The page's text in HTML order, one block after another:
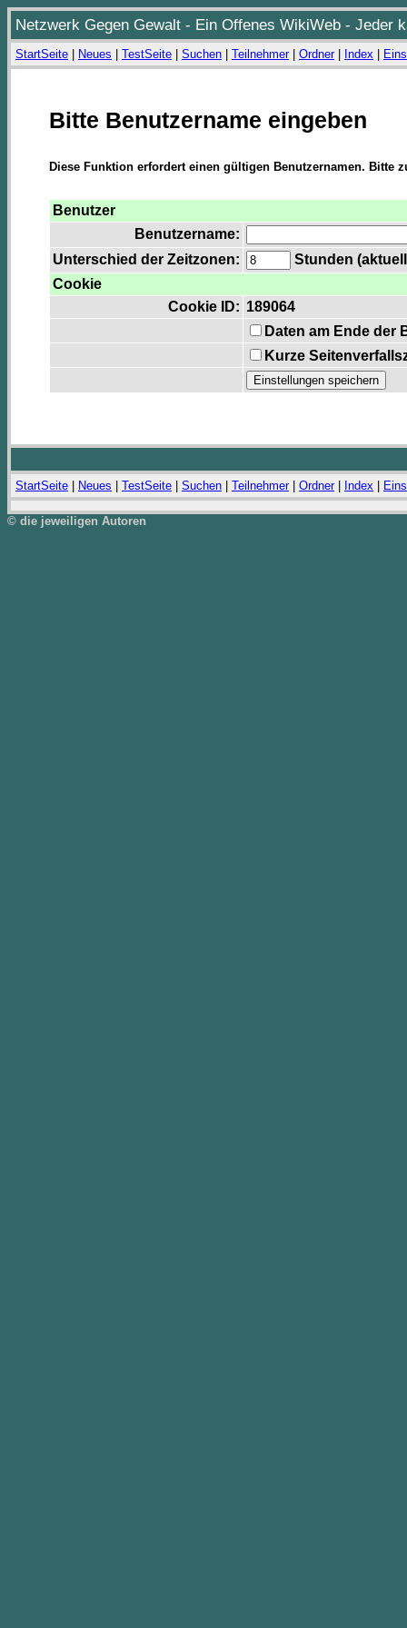
Netzwerk Gegen Gewalt - Ein Offenes WikiWeb - Jeder
StartSeite Neues TestSeite Suchen Teilnehmer| Ordner| Index
Bitte Benutzername eingeben
Diese Funktion erfordert einen gültigen Benutzernamen. Bitte
Benutzer
Benutzername:
Unterschied der Zeitzonen:
Stunden
Cookie
Cookie ID: 189064
Daten am Ende der
Kurze
StartSeite Neues TestSeite Suchen Teilnehmer| Ordner| Index
© die jeweiligen Autoren